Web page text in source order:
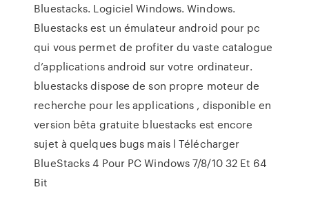
Bluestacks. Logiciel Windows. Windows.
Bluestacks est un émulateur android pour pc
qui vous permet de profiter du vaste catalogue
d’applications android sur votre ordinateur.
bluestacks dispose de son propre moteur de
recherche pour les applications , disponible en
version bêta gratuite bluestacks est encore
sujet à quelques bugs mais l Télécharger
BlueStacks 4 Pour PC Windows 7/8/10 32 Et 64
Bit